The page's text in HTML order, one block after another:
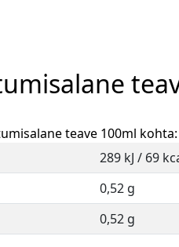
teave 100ml kohta:
289 kJ / 69
0,52 g
0,52 g